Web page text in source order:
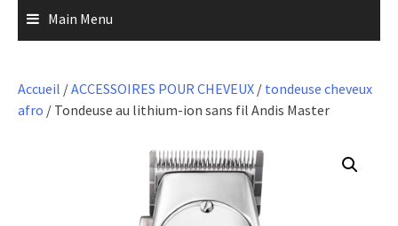
Main Menu
Accueil /ACCESSOIRES POUR CHEVEUX / tondeuse cheveux
afro / Tondeuse au lithium-ion sans fil Andis Master